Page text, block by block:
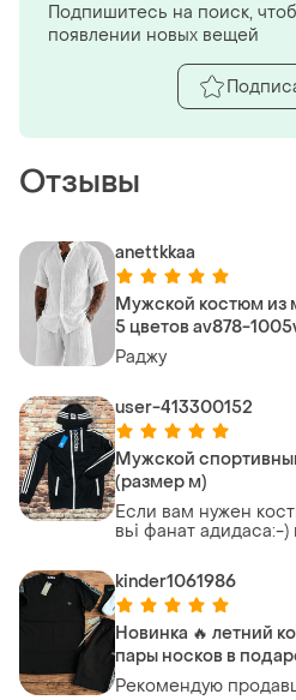
Отзывы
anettkkaa
Мужской костюм из
5 цветов av878-
Раджу
user-413300152
Мужской
(размер м)
Если вам нужен
вьі фанат адидаса:-
kinder1061986
Новинка 🔥 летний
пары носков в
спортивный
Рекомендую
Подпишитесь на поиск,
появлении новых вещей